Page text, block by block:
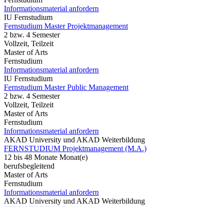
Informationsmaterial anfordern
IU Fernstudium
Fernstudium Master Projektmanagement
2 bzw. 4 Semester
Vollzeit, Teilzeit
Master of Arts
Fernstudium
Informationsmaterial anfordern
IU Fernstudium
Fernstudium Master Public Management
2 bzw. 4 Semester
Vollzeit, Teilzeit
Master of Arts
Fernstudium
Informationsmaterial anfordern
AKAD University und AKAD Weiterbildung
FERNSTUDIUM Projektmanagement (M.A.)
12 bis 48 Monate Monat(e)
berufsbegleitend
Master of Arts
Fernstudium
Informationsmaterial anfordern
AKAD University und AKAD Weiterbildung